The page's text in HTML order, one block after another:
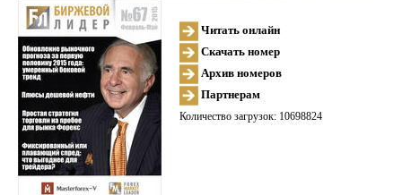
Читать онлайн
Скачать номер
Архив номеров
Партнерам
Количество загрузок: 10698824